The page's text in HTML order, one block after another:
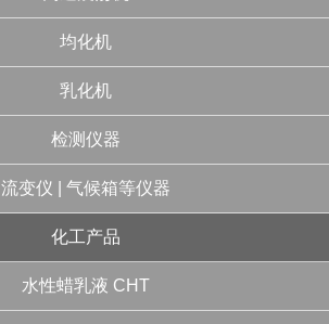
均化机
乳化机
检测仪器
流变仪 | 气候箱等仪器
化工产品
水性蜡乳液 CHT